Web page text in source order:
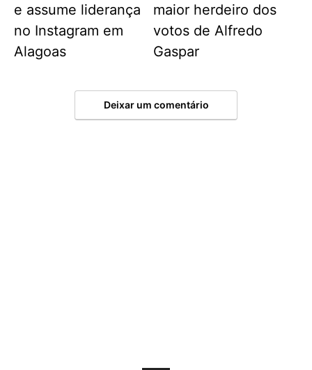
e assume liderança
no Instagram em
Alagoas
maior herdeiro dos
votos de Alfredo
Gaspar
Deixar um comentário